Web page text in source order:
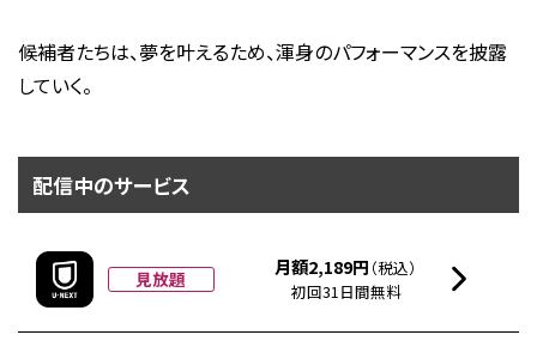
候補者たちは、夢を叶えるため、渾身のパフォーマンスを披露
していく。
配信中のサービス
見放題 月額2,189円 （税込）
初回31日間無料